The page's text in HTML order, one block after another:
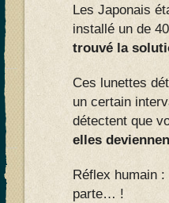
Les Japonais
installé un de
trouvé la
Ces lunettes
un certain
détectent que
elles
Réflex humain
parte… !